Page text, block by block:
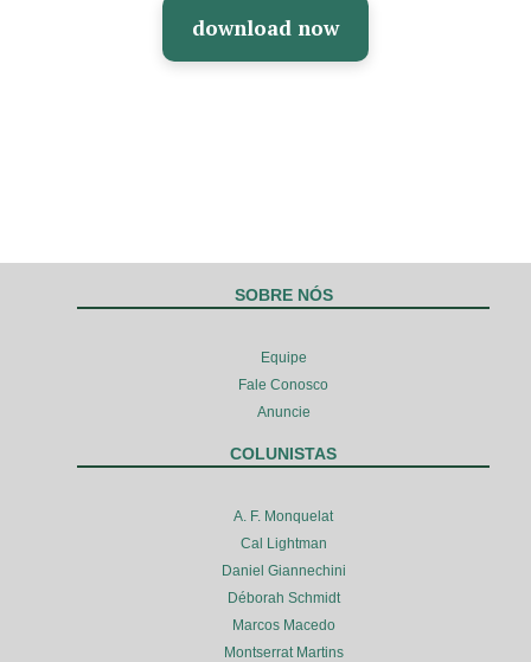
download now
SOBRE NÓS
Equipe
Fale Conosco
Anuncie
COLUNISTAS
A. F. Monquelat
Cal Lightman
Daniel Giannechini
Déborah Schmidt
Marcos Macedo
Montserrat Martins